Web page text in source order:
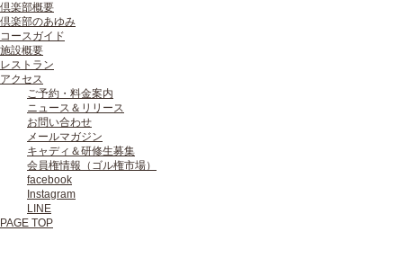
倶楽部概要
倶楽部のあゆみ
コースガイド
施設概要
レストラン
アクセス
ご予約・料金案内
ニュース＆リリース
お問い合わせ
メールマガジン
キャディ＆研修生募集
会員権情報（ゴル権市場）
facebook
Instagram
LINE
PAGE TOP